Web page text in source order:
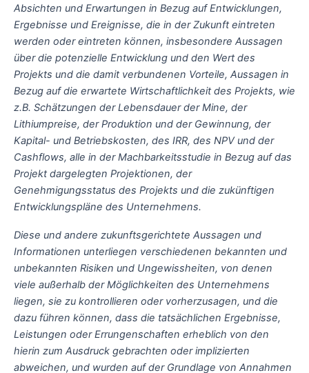
Absichten und Erwartungen in Bezug auf Entwicklungen,
Ergebnisse und Ereignisse, die in der Zukunft eintreten
werden oder eintreten können, insbesondere Aussagen
über die potenzielle Entwicklung und den Wert des
Projekts und die damit verbundenen Vorteile, Aussagen in
Bezug auf die erwartete Wirtschaftlichkeit des Projekts, wie
z.B. Schätzungen der Lebensdauer der Mine, der
Lithiumpreise, der Produktion und der Gewinnung, der
Kapital- und Betriebskosten, des IRR, des NPV und der
Cashflows, alle in der Machbarkeitsstudie in Bezug auf das
Projekt dargelegten Projektionen, der
Genehmigungsstatus des Projekts und die zukünftigen
Entwicklungspläne des Unternehmens.
Diese und andere zukunftsgerichtete Aussagen und
Informationen unterliegen verschiedenen bekannten und
unbekannten Risiken und Ungewissheiten, von denen
viele außerhalb der Möglichkeiten des Unternehmens
liegen, sie zu kontrollieren oder vorherzusagen, und die
dazu führen können, dass die tatsächlichen Ergebnisse,
Leistungen oder Errungenschaften erheblich von den
hierin zum Ausdruck gebrachten oder implizierten
abweichen, und wurden auf der Grundlage von Annahmen